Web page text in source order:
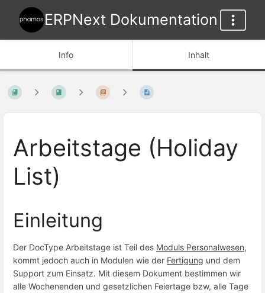
ERPNext Dokumentation
Info Inhalt
Arbeitstage (Holiday
List)
Einleitung
Der DocType Arbeitstage ist Teil des Moduls Personalwesen,
kommt jedoch auch in Modulen wie der Fertigung und dem
Support zum Einsatz. Mit diesem Dokument bestimmen wir
alle Wochenenden und gesetzlichen Feiertage bzw, alle Tage